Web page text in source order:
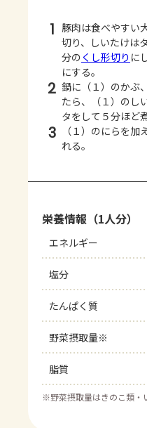
1 豚肉は食べやすい
切り、しいたけは
分の くし形切り に
にする。
2 鍋に（１）のかぶ、
たら、（１）のし
タをして５分ほど
3
（１）のにらを
れる。
栄養情報（1人分）
エネルギー
塩分
たんぱく質
野菜摂取量※
脂質
※野菜摂取量はきのこ類・